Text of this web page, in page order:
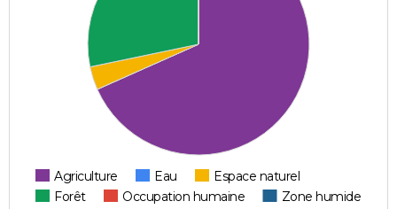
Agriculture Eau
Espace naturel
Forêt
Occupation humaine Zone humide